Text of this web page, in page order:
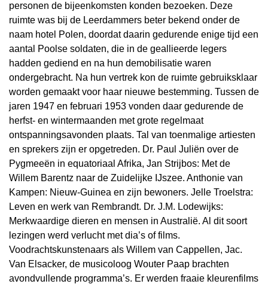
personen de bijeenkomsten konden bezoeken. Deze
ruimte was bij de Leerdammers beter bekend onder de
naam hotel Polen, doordat daarin gedurende enige tijd een
aantal Poolse soldaten, die in de geallieerde legers
hadden gediend en na hun demobilisatie waren
ondergebracht. Na hun vertrek kon de ruimte gebruiksklaar
worden gemaakt voor haar nieuwe bestemming. Tussen de
jaren 1947 en februari 1953 vonden daar gedurende de
herfst- en wintermaanden met grote regelmaat
ontspanningsavonden plaats. Tal van toenmalige artiesten
en sprekers zijn er opgetreden. Dr. Paul Juliën over de
Pygmeeën in equatoriaal Afrika, Jan Strijbos: Met de
Willem Barentz naar de Zuidelijke IJszee. Anthonie van
Kampen: Nieuw-Guinea en zijn bewoners. Jelle Troelstra:
Leven en werk van Rembrandt. Dr. J.M. Lodewijks:
Merkwaardige dieren en mensen in Australië. Al dit soort
lezingen werd verlucht met dia’s of films.
Voodrachtskunstenaars als Willem van Cappellen, Jac.
Van Elsacker, de musicoloog Wouter Paap brachten
avondvullende programma’s. Er werden fraaie kleurenfilms